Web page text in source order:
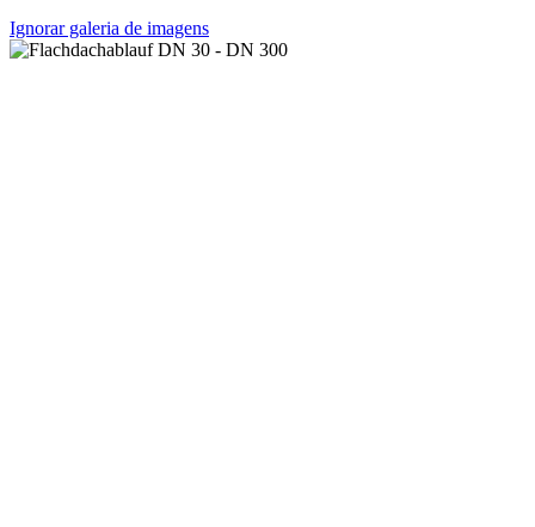
Ignorar galeria de imagens